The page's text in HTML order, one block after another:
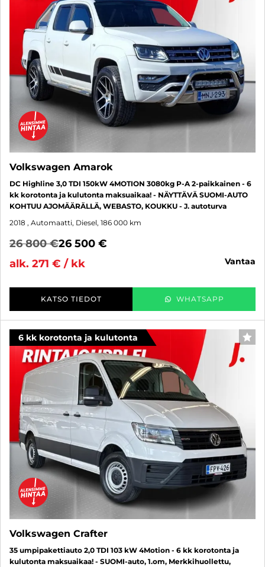
Volkswagen Amarok
DC Highline 3,0 TDI 150kW 4MOTION 3080kg P-A 2-paikkainen - 6
kk korotonta ja kulutonta maksuaikaa! - NÄYTTÄVÄ SUOMI-AUTO
KOHTUU AJOMÄÄRÄLLÄ, WEBASTO, KOUKKU - J. autoturva
2018 , Automaatti, Diesel, 186 000 km
26 800 €26 500 €
alk. 271 € / kk
vantaa
KATSO TIEDOT WHATSAPP
6 kk korotonta ja kulutonta
Volkswagen Crafter
35 umpipakettiauto 2,0 TDI 103 kW 4Motion - 6 kk korotonta ja
kulutonta maksuaikaa! - SUOMI-auto, 1.om, Merkkihuollettu,